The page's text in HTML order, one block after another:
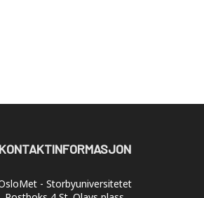
KONTAKTINFORMASJON
- Storbyuniversitetet